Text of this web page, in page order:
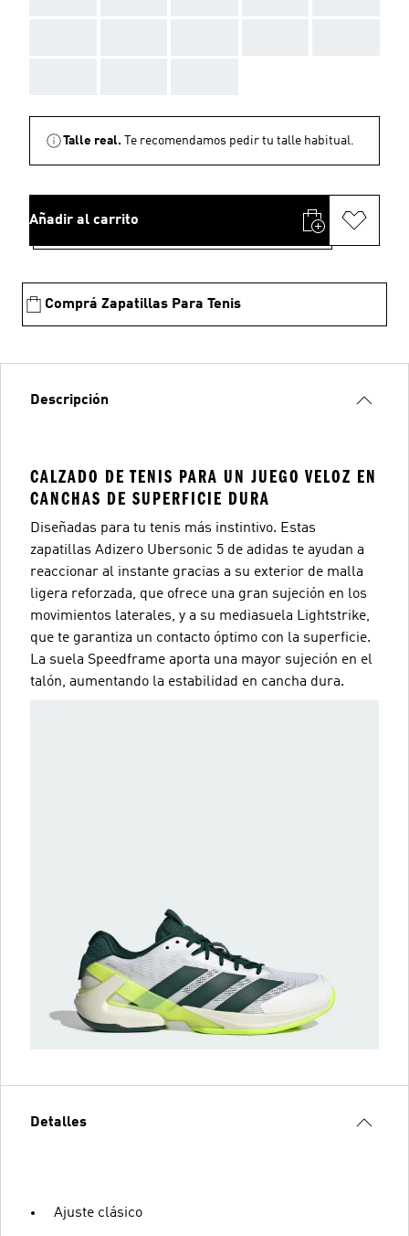
Talle real. Te recomendamos pedir tu talle habitual.
Añadir al carrito
Comprá Zapatillas Para Tenis
Descripción
CALZADO DE TENIS PARA UN JUEGO VELOZ EN
CANCHAS DE SUPERFICIE DURA
Diseñadas para tu tenis más instintivo. Estas
zapatillas Adizero Ubersonic 5 de adidas te ayudan a
reaccionar al instante gracias a su exterior de malla
ligera reforzada, que ofrece una gran sujeción en los
movimientos laterales, y a su mediasuela Lightstrike,
que te garantiza un contacto óptimo con la superficie.
La suela Speedframe aporta una mayor sujeción en el
talón, aumentando la estabilidad en cancha dura.
Detalles
Ajuste clásico